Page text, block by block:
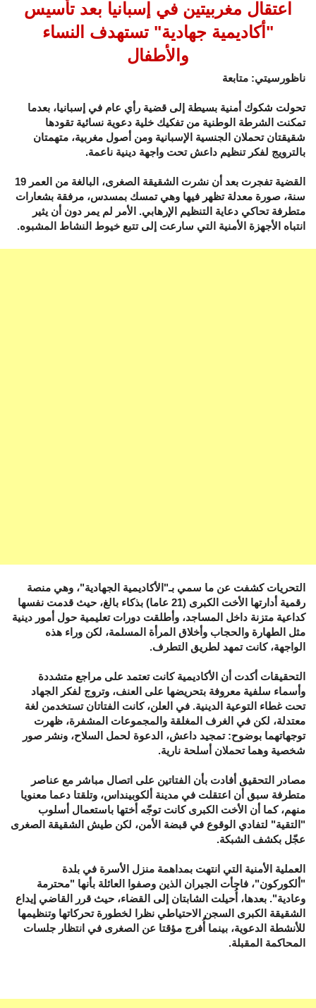
اعتقال مغربيتين في إسبانيا بعد تأسيس
"أكاديمية جهادية" تستهدف النساء
والأطفال
ناظورسيتي: متابعة
تحولت شكوك أمنية بسيطة إلى قضية رأي عام في إسبانيا، بعدما
تمكنت الشرطة الوطنية من تفكيك خلية دعوية نسائية تقودها
شقيقتان تحملان الجنسية الإسبانية ومن أصول مغربية، متهمتان
بالترويج لفكر تنظيم داعش تحت واجهة دينية ناعمة.
القضية تفجرت بعد أن نشرت الشقيقة الصغرى، البالغة من العمر 19
سنة، صورة معدلة تظهر فيها وهي تمسك بمسدس، مرفقة بشعارات
متطرفة تحاكي دعاية التنظيم الإرهابي. الأمر لم يمر دون أن يثير
انتباه الأجهزة الأمنية التي سارعت إلى تتبع خيوط النشاط المشبوه.
التحريات كشفت عن ما سمي بـ"الأكاديمية الجهادية"، وهي منصة
رقمية أدارتها الأخت الكبرى (21 عاما) بذكاء بالغ، حيث قدمت نفسها
كداعية متزنة داخل المساجد، وأطلقت دورات تعليمية حول أمور دينية
مثل الطهارة والحجاب وأخلاق المرأة المسلمة، لكن وراء هذه
الواجهة، كانت تمهد لطريق التطرف.
التحقيقات أكدت أن الأكاديمية كانت تعتمد على مراجع متشددة
وأسماء سلفية معروفة بتحريضها على العنف، وتروج لفكر الجهاد
تحت غطاء التوعية الدينية. في العلن، كانت الفتاتان تستخدمن لغة
معتدلة، لكن في الغرف المغلقة والمجموعات المشفرة، ظهرت
توجهاتهما بوضوح: تمجيد داعش، الدعوة لحمل السلاح، ونشر صور
شخصية وهما تحملان أسلحة نارية.
مصادر التحقيق أفادت بأن الفتاتين على اتصال مباشر مع عناصر
متطرفة سبق أن اعتقلت في مدينة ألكوبينداس، وتلقتا دعما معنويا
منهم، كما أن الأخت الكبرى كانت توجّه أختها باستعمال أسلوب
"التقية" لتفادي الوقوع في قبضة الأمن، لكن طيش الشقيقة الصغرى
عجّل بكشف الشبكة.
العملية الأمنية التي انتهت بمداهمة منزل الأسرة في بلدة
"ألكوركون"، فاجأت الجيران الذين وصفوا العائلة بأنها "محترمة
وعادية". بعدها، أُحيلت الشابتان إلى القضاء، حيث قرر القاضي إيداع
الشقيقة الكبرى السجن الاحتياطي نظرا لخطورة تحركاتها وتنظيمها
للأنشطة الدعوية، بينما أُفرج مؤقتا عن الصغرى في انتظار جلسات
المحاكمة المقبلة.